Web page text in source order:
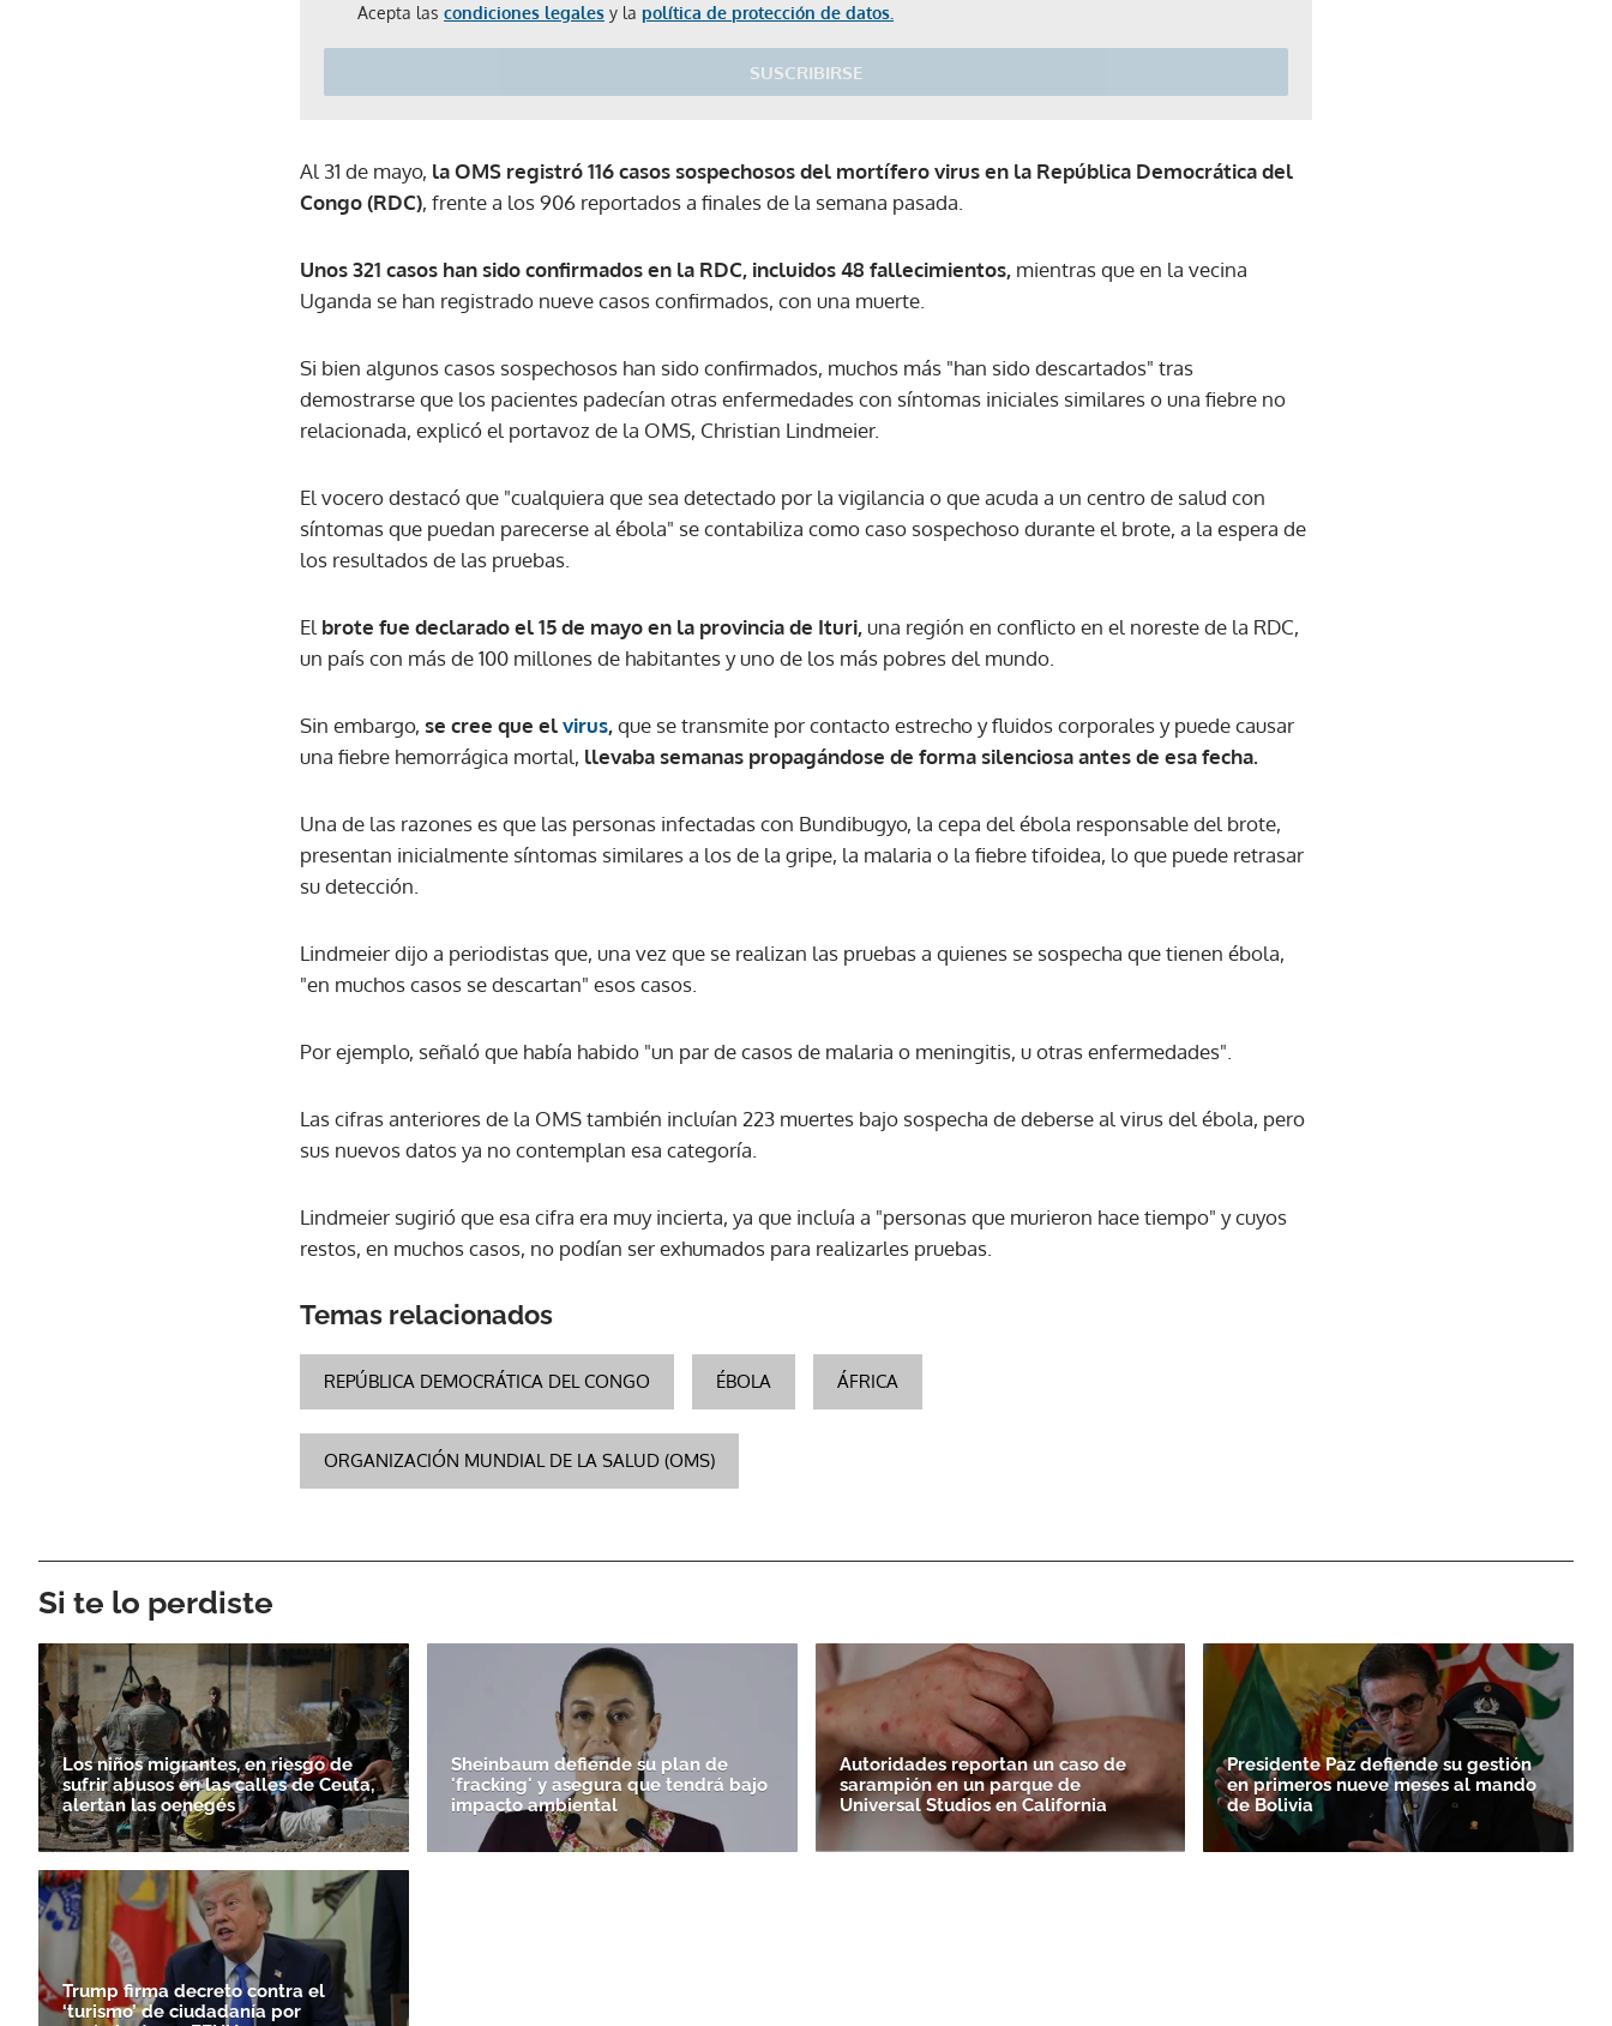
Acepta las condiciones legales y la política de protección de datos.
SUSCRIBIRSE
Gracias por suscribirte a nuestro boletín.
Al 31 de mayo, la OMS registró 116 casos sospechosos del mortífero virus en la República Democrática del
Congo (RDC), frente a los 906 reportados a finales de la semana pasada.
Unos 321 casos han sido confirmados en la RDC, incluidos 48 fallecimientos, mientras que en la vecina
Uganda se han registrado nueve casos confirmados, con una muerte.
Si bien algunos casos sospechosos han sido confirmados, muchos más "han sido descartados" tras
demostrarse que los pacientes padecían otras enfermedades con síntomas iniciales similares o una fiebre no
relacionada, explicó el portavoz de la OMS, Christian Lindmeier.
El vocero destacó que "cualquiera que sea detectado por la vigilancia o que acuda a un centro de salud con
síntomas que puedan parecerse al ébola" se contabiliza como caso sospechoso durante el brote, a la espera de
los resultados de las pruebas.
El brote fue declarado el 15 de mayo en la provincia de Ituri,una región en conflicto en el noreste de la RDC,
un país con más de 100 millones de habitantes y uno de los más pobres del mundo.
Sin embargo, se cree que elvirus,que se transmite por contacto estrecho y fluidos corporales y puede causar
una fiebre hemorrágica mortal, llevaba semanas propagándose de forma silenciosa antes de esa fecha.
Una de las razones es que las personas infectadas con Bundibugyo, la cepa del ébola responsable del brote,
presentan inicialmente síntomas similares a los de la gripe, la malaria o la fiebre tifoidea, lo que puede retrasar
su detección.
Lindmeier dijo a periodistas que, una vez que se realizan las pruebas a quienes se sospecha que tienen ébola,
"en muchos casos se descartan" esos casos.
Por ejemplo, señaló que había habido "un par de casos de malaria o meningitis, u otras enfermedades".
Las cifras anteriores de la OMS también incluían 223 muertes bajo sospecha de deberse al virus del ébola, pero
sus nuevos datos ya no contemplan esa categoría.
Lindmeier sugirió que esa cifra era muy incierta, ya que incluía a "personas que murieron hace tiempo" y cuyos
restos, en muchos casos, no podían ser exhumados para realizarles pruebas.
Temas relacionados
REPÚBLICA DEMOCRÁTICA DEL CONGO ÉBOLA ÁFRICA
ORGANIZACIÓN MUNDIAL DE LA SALUD (OMS)
Si te lo perdiste
Los niños migrantes, en riesgo de
sufrir abusos en las calles de Ceuta,
alertan las oenegés
Sheinbaum defiende su plan de
'fracking' y asegura que tendrá bajo
impacto ambiental
Autoridades reportan un caso de
sarampión en un parque de
Universal Studios en California
Presidente Paz defiende su gestión
en primeros nueve meses al mando
de Bolivia
Trump firma decreto contra el
‘turismo’ de ciudadanía por